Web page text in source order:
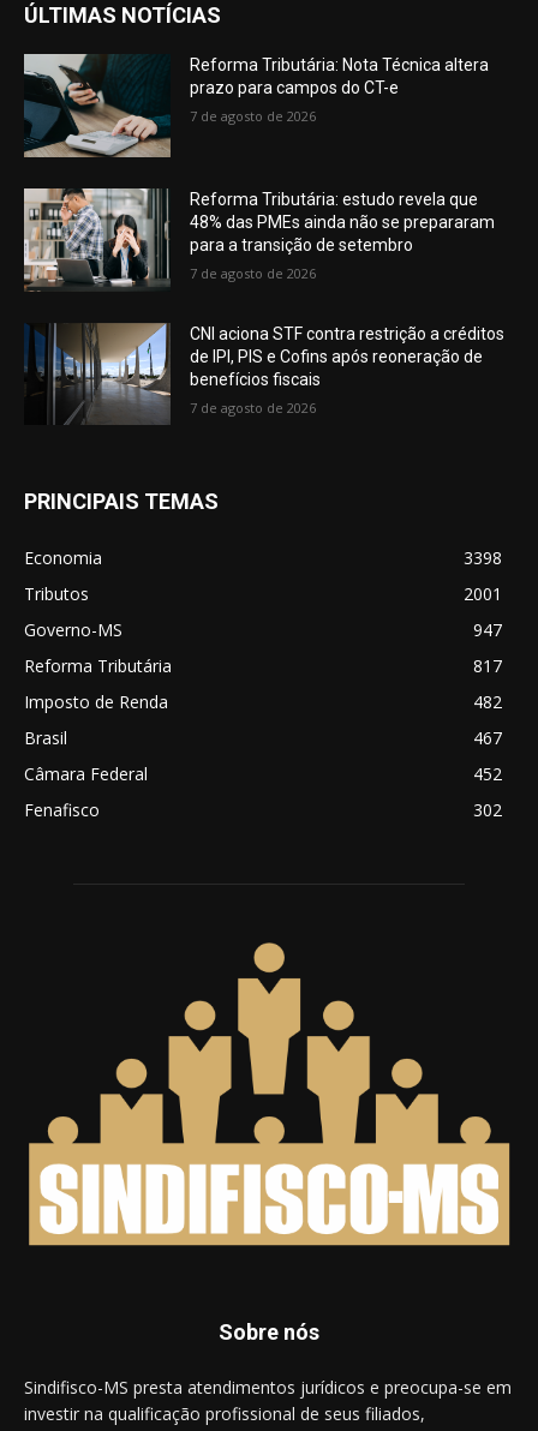
ÚLTIMAS NOTÍCIAS
Reforma Tributária: Nota Técnica altera
prazo para campos do CT-e
7 de agosto de 2026
Reforma Tributária: estudo revela que
48% das PMEs ainda não se prepararam
para a transição de setembro
7 de agosto de 2026
CNI aciona STF contra restrição a créditos
de IPI, PIS e Cofins após reoneração de
benefícios fiscais
7 de agosto de 2026
PRINCIPAIS TEMAS
Economia
3398
Tributos
2001
Governo-MS
947
Reforma Tributária
817
Imposto de Renda
482
Brasil
467
Câmara Federal
452
Fenafisco
302
Sobre nós
Sindifisco-MS presta atendimentos jurídicos e preocupa-se em
investir na qualificação profissional de seus filiados,